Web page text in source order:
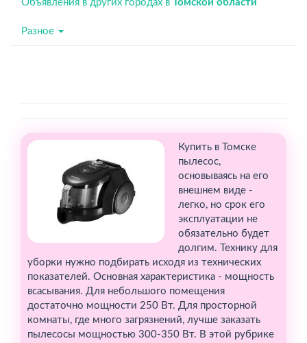
Объявления в других городах в Томской области
Разное
Купить в Томске
пылесос,
основываясь на его
внешнем виде -
легко, но срок его
эксплуатации не
обязательно будет
долгим. Технику для
уборки нужно подбирать исходя из технических
показателей. Основная характеристика - мощность
всасывания. Для небольшого помещения
достаточно мощности 250 Вт. Для просторной
комнаты, где много загрязнений, лучше заказать
пылесосы мощностью 300-350 Вт. В этой рубрике